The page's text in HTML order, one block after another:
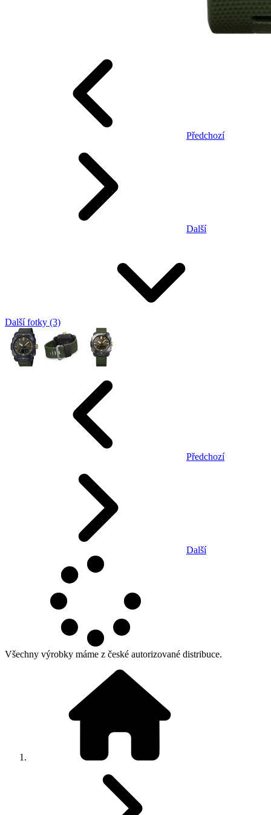
Předchozí
Další
Další fotky (3)
Předchozí
Další
Všechny výrobky máme z české autorizované distribuce.